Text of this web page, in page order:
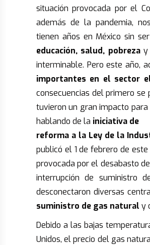
situación provocada por el
además de la pandemia,
tienen años en México sin
educación, salud, pobrezay
interminable. Pero este año,
importantes en el sector
consecuencias del primero
tuvieron un gran impacto
hablando de la iniciativa de
reforma a la Ley de la
publicó el 1 de febrero de
provocada por el desabasto
interrupción de suministro
desconectaron diversas
suministro de gas natural y
Debido a las bajas
Unidos, el precio del gas